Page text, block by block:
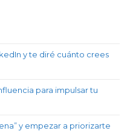
y te diré cuánto crees
para impulsar tu
y empezar a priorizarte